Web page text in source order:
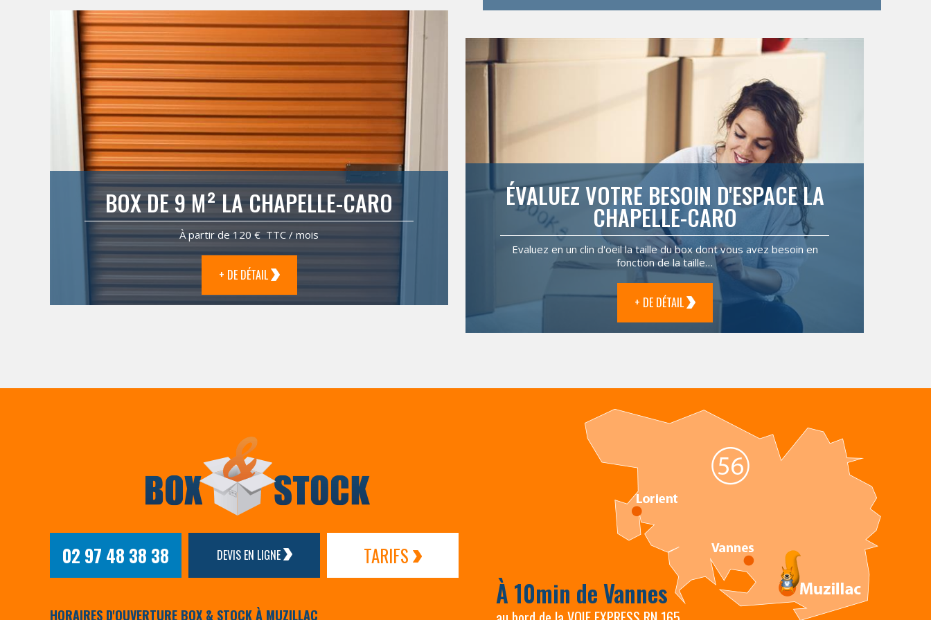
BOX DE 9 M² LA CHAPELLE-CARO
À partir de 120 € TTC / mois
+ DE DÉTAIL
ÉVALUEZ VOTRE BESOIN D'ESPACE LA
CHAPELLE-CARO
Evaluez en un clin d'oeil la taille du box dont vous avez besoin en
fonction de la taille…
+ DE DÉTAIL
02 97 48 38 38 DEVIS EN LIGNE TARIFS
HORAIRES D'OUVERTURE BOX & STOCK À MUZILLAC
À 10min de Vannes